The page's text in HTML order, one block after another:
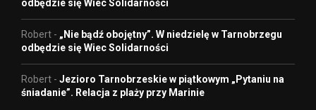
odbędzie się Wiec Solidarności
Robert - „Nie bądź obojętny”. W niedzielę w Tarnobrzegu
odbędzie się Wiec Solidarności
Robert - Jezioro Tarnobrzeskie w piątkowym „Pytaniu na
śniadanie”. Relacja z plaży przy Marinie